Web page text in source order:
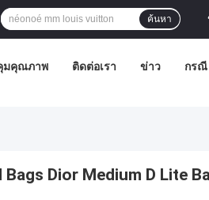
ค้นหา
มคุณภาพ ติดต่อเรา ข่าว กรณี
Dior Medium D Lite